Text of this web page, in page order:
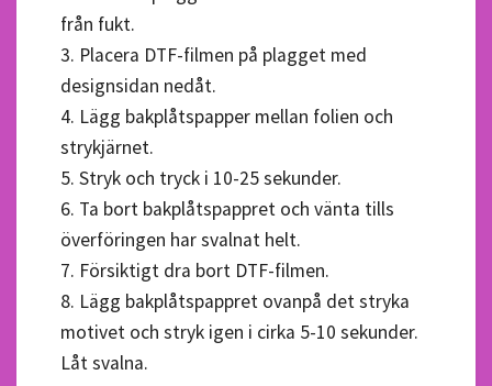
från fukt.
3. Placera DTF-filmen på plagget med
designsidan nedåt.
4. Lägg bakplåtspapper mellan folien och
strykjärnet.
5. Stryk och tryck i 10-25 sekunder.
6. Ta bort bakplåtspappret och vänta tills
överföringen har svalnat helt.
7. Försiktigt dra bort DTF-filmen.
8. Lägg bakplåtspappret ovanpå det stryka
motivet och stryk igen i cirka 5-10 sekunder.
Låt svalna.